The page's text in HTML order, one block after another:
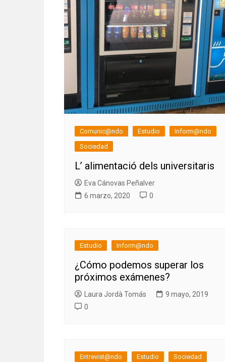
Comunic@ndo Estudio
Inform@ndo
Sociedad
L’ alimentació dels universitaris
Eva Cánovas Peñalver
6 marzo, 2020
0
Estudio Inform@ndo
¿Cómo podemos superar los
próximos exámenes?
Laura Jordà Tomás
9 mayo, 2019
0
Entrevist@ndo Estudio Sociedad